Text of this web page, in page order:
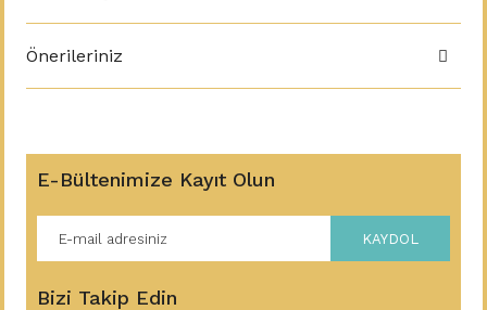
Önerileriniz
E-Bültenimize Kayıt Olun
KAYDOL
Bizi Takip Edin